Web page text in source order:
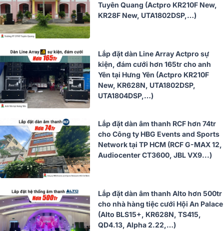
Tuyên Quang (Actpro KR210F New,
KR28F New, UTA1802DSP,…)
Lắp đặt dàn Line Array Actpro sự
kiện, đám cưới hơn 165tr cho anh
Yên tại Hưng Yên (Actpro KR210F
New, KR628N, UTA1802DSP,
UTA1804DSP,…)
Lắp đặt dàn âm thanh RCF hơn 74tr
cho Công ty HBG Events and Sports
Network tại TP HCM (RCF G-MAX 12,
Audiocenter CT3600, JBL VX9...)
Lắp đặt dàn âm thanh Alto hơn 500tr
cho nhà hàng tiệc cưới Hội An Palace
(Alto BLS15+, KR628N, TS415,
QD4.13, Alpha 2.22,…)